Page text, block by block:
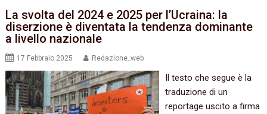
La svolta del 2024 e 2025 per l’Ucraina: la
diserzione è diventata la tendenza dominante
a livello nazionale
17 Febbraio 2025 Redazione_web
Il testo che segue è la
traduzione di un
reportage uscito a firma